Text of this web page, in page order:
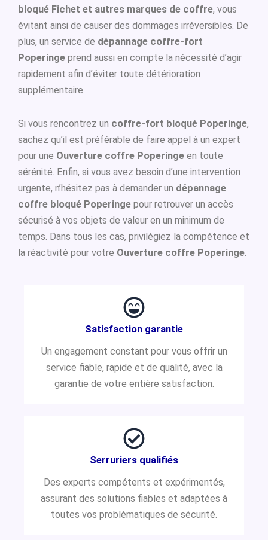
bloqué Fichet et autres marques de coffre, vous
évitant ainsi de causer des dommages irréversibles. De
plus, un service de dépannage coffre-fort
Poperinge prend aussi en compte la nécessité d’agir
rapidement afin d’éviter toute détérioration
supplémentaire.
Si vous rencontrez un coffre-fort bloqué Poperinge,
sachez qu’il est préférable de faire appel à un expert
pour une Ouverture coffre Poperinge en toute
sérénité. Enfin, si vous avez besoin d’une intervention
urgente, n’hésitez pas à demander un dépannage
coffre bloqué Poperinge pour retrouver un accès
sécurisé à vos objets de valeur en un minimum de
temps. Dans tous les cas, privilégiez la compétence et
la réactivité pour votre Ouverture coffre Poperinge.
Satisfaction garantie
Un engagement constant pour vous offrir un
service fiable, rapide et de qualité, avec la
garantie de votre entière satisfaction.
Serruriers qualifiés
Des experts compétents et expérimentés,
assurant des solutions fiables et adaptées à
toutes vos problématiques de sécurité.